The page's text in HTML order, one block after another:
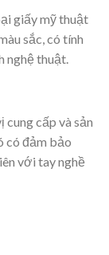
giấy mỹ thuật
sắc, có tính
nghệ thuật.
cấp và sản
có đảm bảo
với tay nghề